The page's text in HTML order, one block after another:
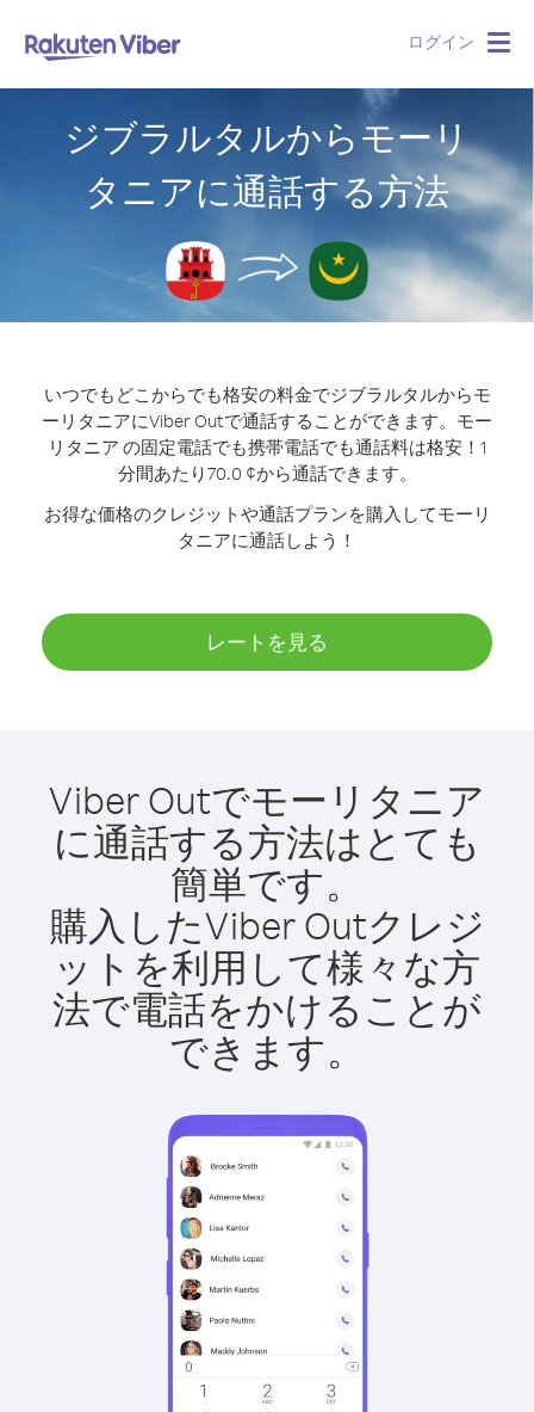
ログイン
ジブラルタルからモーリ
タニアに通話する方法
いつでもどこからでも格安の料金でジブラルタルからモ
ーリタニアにViber Outで通話することができます。 モー
リタニア の固定電話でも携帯電話でも通話料は格安！1
分間あたり70.0 ¢から通話できます。
お得な価格のクレジットや通話プランを購入してモーリ
タニアに通話しよう！
レートを見る
Viber Outでモーリタニア
に通話する方法はとても
簡単です。
購入したViber Outクレジ
ットを利用して様々な方
法で電話をかけることが
できます。